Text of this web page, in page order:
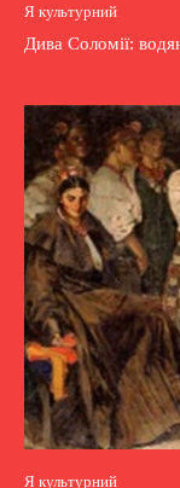
Я культурний
Дива Соломії:
Я культурний